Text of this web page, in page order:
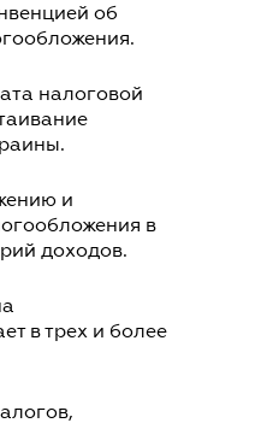
об
налоговой
и
в
доходов.
в трех и более